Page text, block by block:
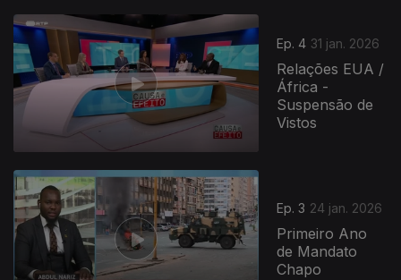
Ep. 4 31 jan. 2026
Relações EUA /
África -
Suspensão de
Vistos
Ep. 3 24 jan. 2026
Primeiro Ano
de Mandato
Chapo